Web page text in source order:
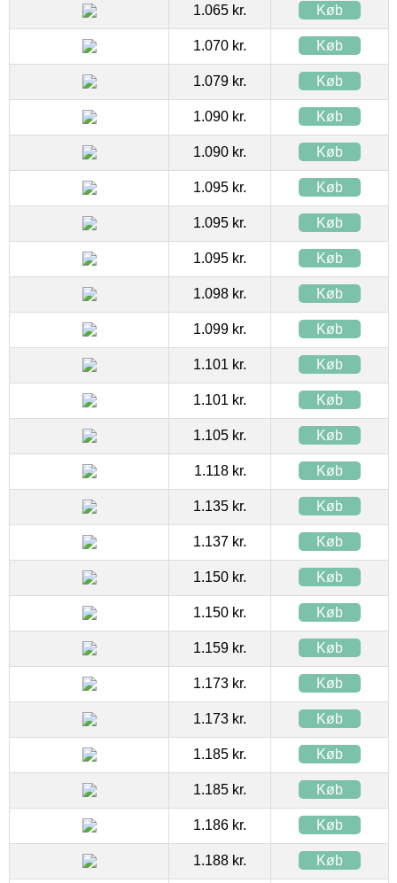
1.065 kr. Køb
1.070 kr. Køb
1.079 kr. Køb
1.090 kr. Køb
1.090 kr. Køb
1.095 kr. Køb
1.095 kr. Køb
1.095 kr. Køb
1.098 kr. Køb
1.099 kr. Køb
1.101 kr. Køb
1.101 kr. Køb
1.105 kr. Køb
1.118 kr. Køb
1.135 kr. Køb
1.137 kr. Køb
1.150 kr. Køb
1.150 kr. Køb
1.159 kr. Køb
1.173 kr. Køb
1.173 kr. Køb
1.185 kr. Køb
1.185 kr. Køb
1.186 kr. Køb
1.188 kr. Køb